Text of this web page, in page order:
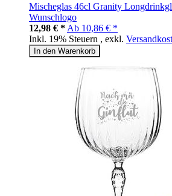
Mischeglas 46cl Granity
Wunschlogo
12,98 € * Ab 10,86 € *
Inkl. 19% Steuern , exkl.
In den Warenkorb